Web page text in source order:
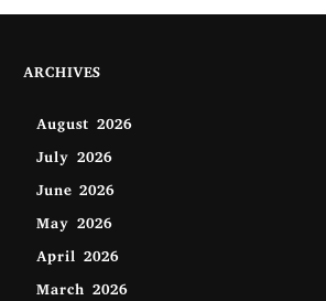
ARCHIVES
August 2026
July 2026
June 2026
May 2026
April 2026
March 2026